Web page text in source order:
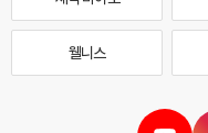
웰니스